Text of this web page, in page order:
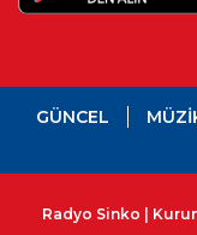
GÜNCEL
Radyo Sinko |